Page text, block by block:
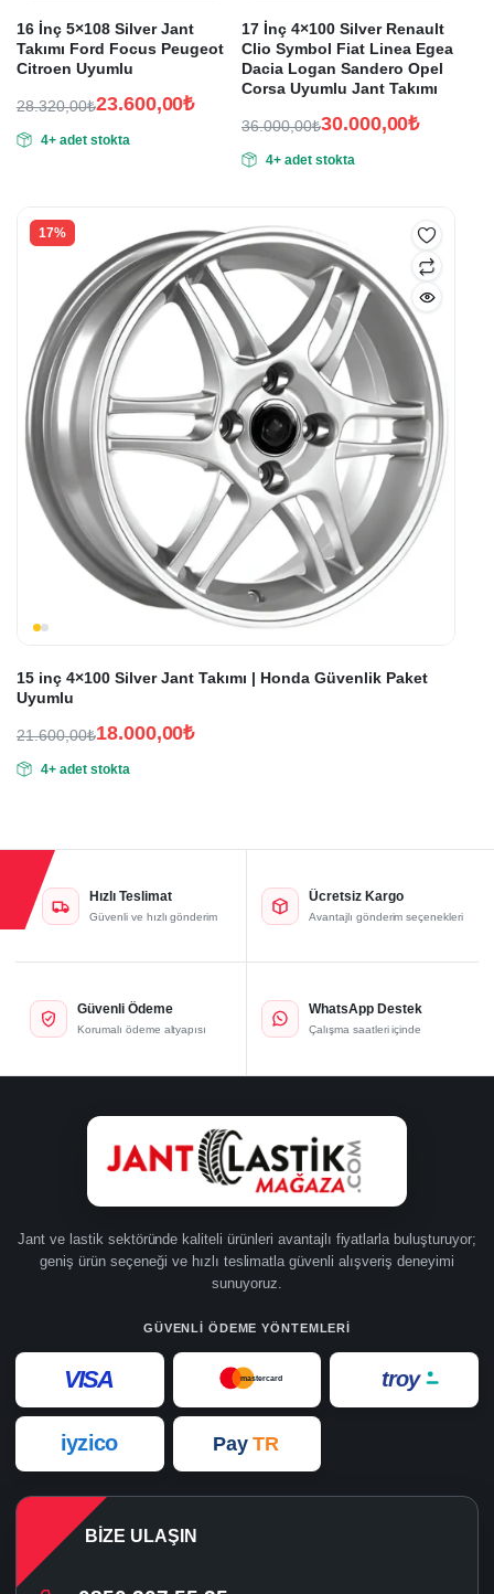
16 İnç 5×108 Silver Jant
Takımı Ford Focus Peugeot
Citroen Uyumlu
28.320,00₺
fiyat:
23.600,00₺
andaki
4+ adet stokta
17 İnç 4×100 Silver Renault
Clio Symbol Fiat Linea Egea
Dacia Logan Sandero Opel
Corsa Uyumlu Jant Takımı
36.000,00₺
fiyat:
30.000,00₺
andaki
4+ adet stokta
17%
15 inç 4×100 Silver Jant Takımı | Honda Güvenlik Paket
Uyumlu
21.600,00₺
fiyat:
18.000,00₺
andaki
4+ adet stokta
Hızlı Teslimat
Güvenli ve hızlı gönderim
Ücretsiz Kargo
Avantajlı gönderim seçenekleri
Güvenli Ödeme
Korumalı ödeme altyapısı
WhatsApp Destek
Çalışma saatleri içinde
Jant ve lastik sektöründe kaliteli ürünleri avantajlı fiyatlarla buluşturuyor;
geniş ürün seçeneği ve hızlı teslimatla güvenli alışveriş deneyimi
sunuyoruz.
GÜVENLI ÖDEME YÖNTEMLERI
VISA mastercard troy
iyzico Pay TR
BIZE ULAŞIN